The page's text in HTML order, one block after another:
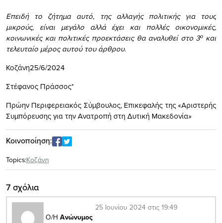
Επειδή το ζήτημα αυτό, της αλλαγής πολιτικής για τους
μικρούς, είναι μεγάλο αλλά έχει και πολλές οικονομικές,
κοινωνικές και πολιτικές προεκτάσεις θα αναλυθεί στο 3οκαι
τελευταίο μέρος αυτού του άρθρου.
Κοζάνη25/6/2024
Στέφανος Πράσσος*
Πρώην Περιφερειακός Σύμβουλος, Επικεφαλής της «Αριστερής
Συμπόρευσης για την Ανατροπή στη Δυτική Μακεδονία»
Κοινοποίηση:
Topics:Κοζάνη
7 σχόλια
Ο/Η Ανώνυμος
25 Ιουνίου 2024 στις 19:49